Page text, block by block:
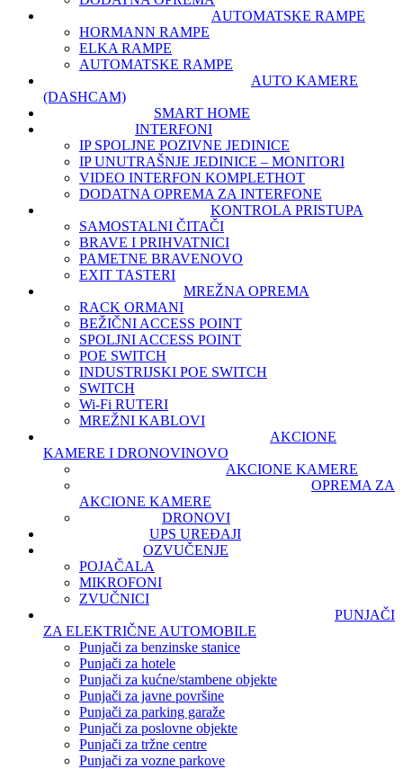
AUTOMATSKE RAMPE
HORMANN RAMPE
ELKA RAMPE
AUTOMATSKE RAMPE
AUTO KAMERE
(DASHCAM)
SMART HOME
INTERFONI
IP SPOLJNE POZIVNE JEDINICE
IP UNUTRAŠNJE JEDINICE – MONITORI
VIDEO INTERFON KOMPLETHOT
DODATNA OPREMA ZA INTERFONE
KONTROLA PRISTUPA
SAMOSTALNI ČITAČI
BRAVE I PRIHVATNICI
PAMETNE BRAVENOVO
EXIT TASTERI
MREŽNA OPREMA
RACK ORMANI
BEŽIČNI ACCESS POINT
SPOLJNI ACCESS POINT
POE SWITCH
INDUSTRIJSKI POE SWITCH
SWITCH
Wi-Fi RUTERI
MREŽNI KABLOVI
AKCIONE
KAMERE I DRONOVINOVO
AKCIONE KAMERE
OPREMA ZA
AKCIONE KAMERE
DRONOVI
UPS UREĐAJI
OZVUČENJE
POJAČALA
MIKROFONI
ZVUČNICI
PUNJAČI
ZA ELEKTRIČNE AUTOMOBILE
Punjači za benzinske stanice
Punjači za hotele
Punjači za kućne/stambene objekte
Punjači za javne površine
Punjači za parking garaže
Punjači za poslovne objekte
Punjači za tržne centre
Punjači za vozne parkove